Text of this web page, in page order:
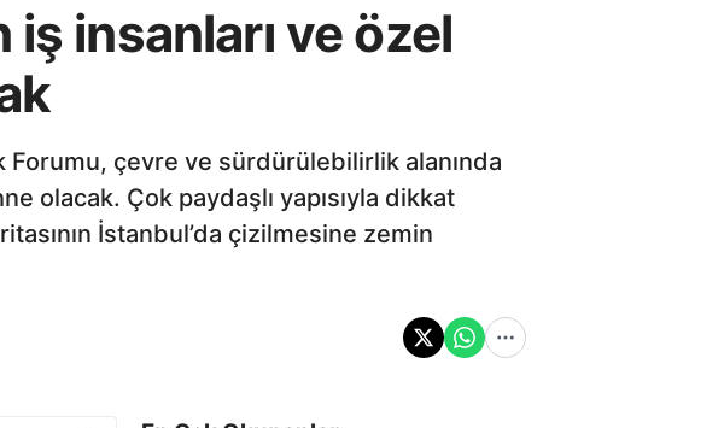
iş insanları ve özel
Forumu, çevre ve sürdürülebilirlik alanında
olacak. Çok paydaşlı yapısıyla dikkat
İstanbul’da çizilmesine zemin